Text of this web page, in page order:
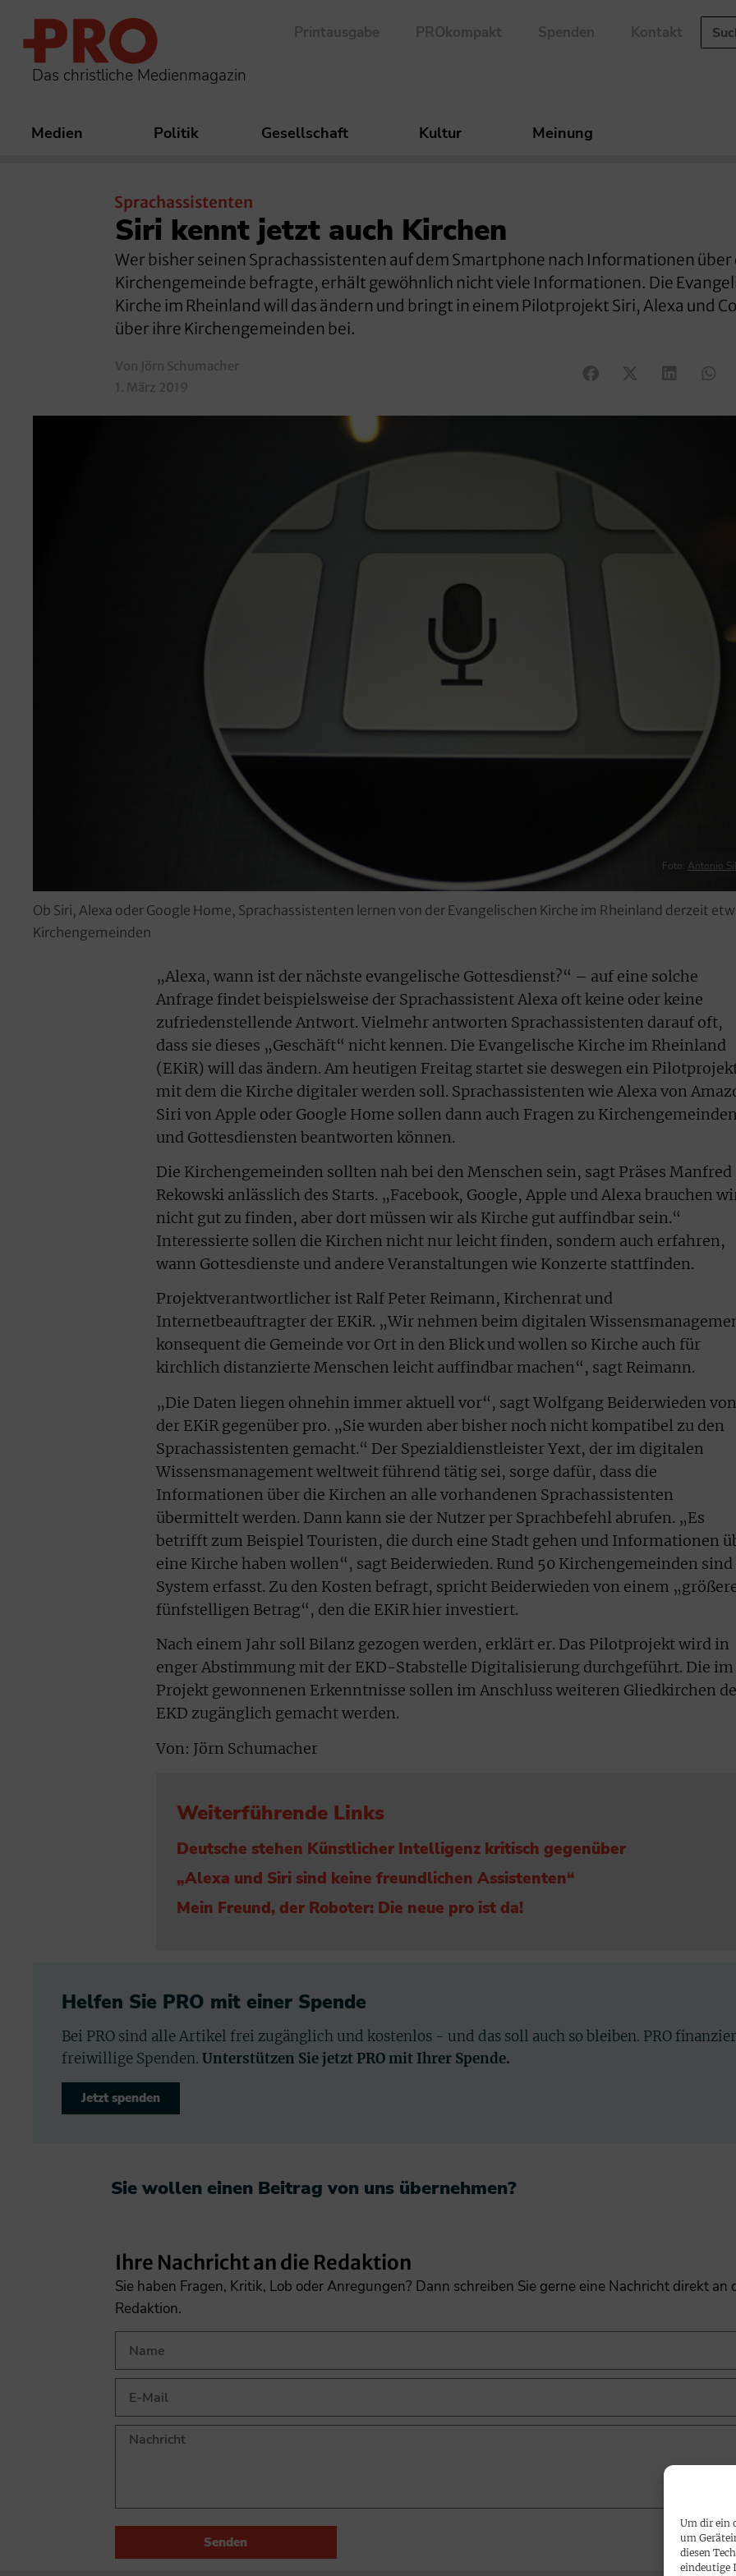
Um dir ein
um
diesen
eindeutige
Das christliche Medienmagazin
Printausgabe PROkompakt Spenden Kontakt
Medien Politik Gesellschaft Kultur Meinung
Sprachassistenten
Siri kennt jetzt auch Kirchen
Wer bisher seinen Sprachassistenten auf dem Smartphone nach Informationen über
Kirchengemeinde befragte, erhält gewöhnlich nicht viele Informationen. Die
Kirche im Rheinland will das ändern und bringt in einem Pilotprojekt Siri, Alexa und
über ihre Kirchengemeinden bei.
Von Jörn Schumacher
1. März 2019
Foto: Antonio
Ob Siri, Alexa oder Google Home, Sprachassistenten lernen von der Evangelischen Kirche im Rheinland derzeit
Kirchengemeinden
„Alexa, wann ist der nächste evangelische Gottesdienst?“ – auf eine solche
Anfrage findet beispielsweise der Sprachassistent Alexa oft keine oder keine
zufriedenstellende Antwort. Vielmehr antworten Sprachassistenten darauf oft,
dass sie dieses „Geschäft“ nicht kennen. Die Evangelische Kirche im Rheinland
(EKiR) will das ändern. Am heutigen Freitag startet sie deswegen ein
mit dem die Kirche digitaler werden soll. Sprachassistenten wie Alexa von
Siri von Apple oder Google Home sollen dann auch Fragen zu Kirchengemeinden
und Gottesdiensten beantworten können.
Die Kirchengemeinden sollten nah bei den Menschen sein, sagt Präses Manfred
Rekowski anlässlich des Starts. „Facebook, Google, Apple und Alexa brauchen
nicht gut zu finden, aber dort müssen wir als Kirche gut auffindbar sein.“
Interessierte sollen die Kirchen nicht nur leicht finden, sondern auch erfahren,
wann Gottesdienste und andere Veranstaltungen wie Konzerte stattfinden.
Projektverantwortlicher ist Ralf Peter Reimann, Kirchenrat und
Internetbeauftragter der EKiR. „Wir nehmen beim digitalen
konsequent die Gemeinde vor Ort in den Blick und wollen so Kirche auch für
kirchlich distanzierte Menschen leicht auffindbar machen“, sagt Reimann.
„Die Daten liegen ohnehin immer aktuell vor“, sagt Wolfgang Beiderwieden von
der EKiR gegenüber pro. „Sie wurden aber bisher noch nicht kompatibel zu den
Sprachassistenten gemacht.“ Der Spezialdienstleister Yext, der im digitalen
Wissensmanagement weltweit führend tätig sei, sorge dafür, dass die
Informationen über die Kirchen an alle vorhandenen Sprachassistenten
übermittelt werden. Dann kann sie der Nutzer per Sprachbefehl abrufen. „Es
betrifft zum Beispiel Touristen, die durch eine Stadt gehen und Informationen
eine Kirche haben wollen“, sagt Beiderwieden. Rund 50 Kirchengemeinden
System erfasst. Zu den Kosten befragt, spricht Beiderwieden von einem
fünfstelligen Betrag“, den die EKiR hier investiert.
Nach einem Jahr soll Bilanz gezogen werden, erklärt er. Das Pilotprojekt wird in
enger Abstimmung mit der EKD-Stabstelle Digitalisierung durchgeführt. Die im
Projekt gewonnenen Erkenntnisse sollen im Anschluss weiteren Gliedkirchen
EKD zugänglich gemacht werden.
Von: Jörn Schumacher
Weiterführende Links
Deutsche stehen Künstlicher Intelligenz kritisch gegenüber
„Alexa und Siri sind keine freundlichen Assistenten“
Mein Freund, der Roboter: Die neue pro ist da!
Helfen Sie PRO mit einer Spende
Bei PRO sind alle Artikel frei zugänglich und kostenlos - und das soll auch so bleiben. PRO
freiwillige Spenden. Unterstützen Sie jetzt PRO mit Ihrer Spende.
Jetzt spenden
Sie wollen einen Beitrag von uns übernehmen?​
Ihre Nachricht an die Redaktion
Sie haben Fragen, Kritik, Lob oder Anregungen? Dann schreiben Sie gerne eine Nachricht direkt an
Redaktion.
Senden